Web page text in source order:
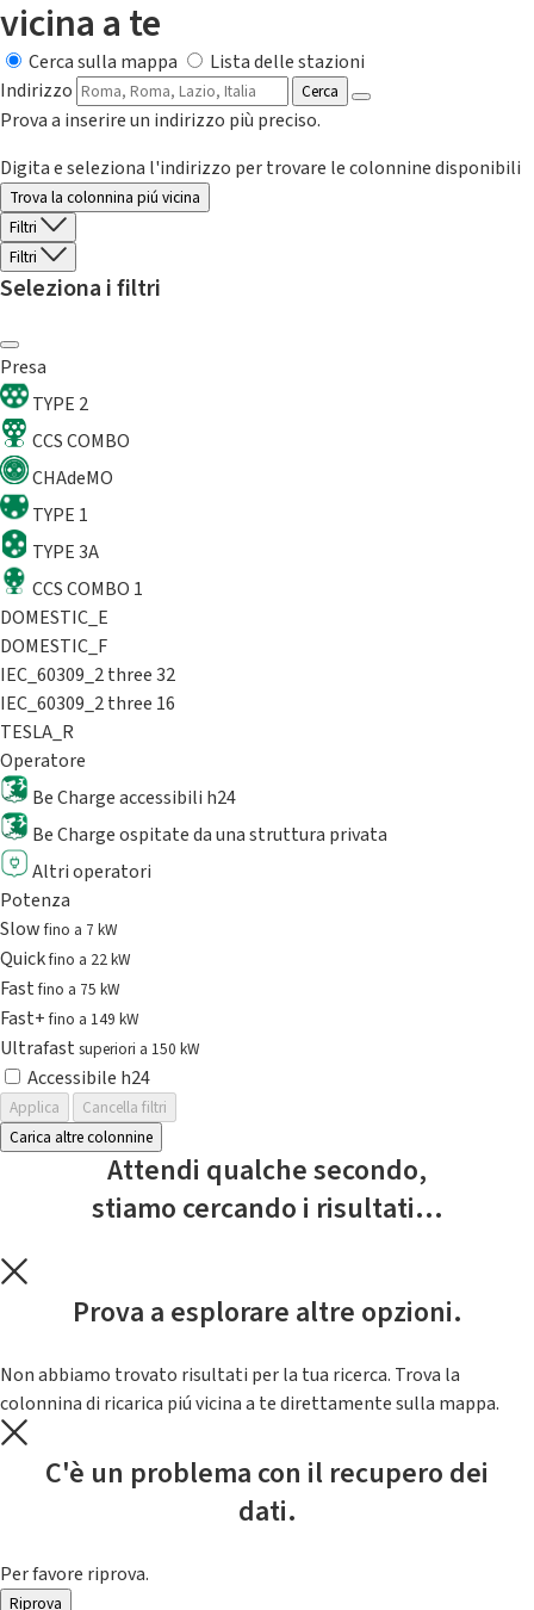
vicina a te
Cerca sulla mappa
Lista delle stazioni
Indirizzo
Cerca
Prova a inserire un indirizzo più preciso.
Digita e seleziona l'indirizzo per trovare le colonnine disponibili
Trova la colonnina piú vicina
Filtri
Filtri
Seleziona i filtri
Presa
TYPE 2
CCS COMBO
CHAdeMO
TYPE 1
TYPE 3A
CCS COMBO 1
DOMESTIC_E
DOMESTIC_F
IEC_60309_2 three 32
IEC_60309_2 three 16
TESLA_R
Operatore
Be Charge accessibili h24
Be Charge ospitate da una struttura privata
Altri operatori
Potenza
Slowfino a 7 kW
Quickfino a 22 kW
Fastfino a 75 kW
Fast+fino a 149 kW
Ultrafast superiori a 150 kW
Accessibile h24
Applica
Cancella filtri
Carica altre colonnine
Attendi qualche secondo,
stiamo cercando i risultati...
Prova a esplorare altre opzioni.
Non abbiamo trovato risultati per la tua ricerca. Trova la
colonnina di ricarica piú vicina a te direttamente sulla mappa.
C'è un problema con il recupero dei
dati.
Per favore riprova.
Riprova